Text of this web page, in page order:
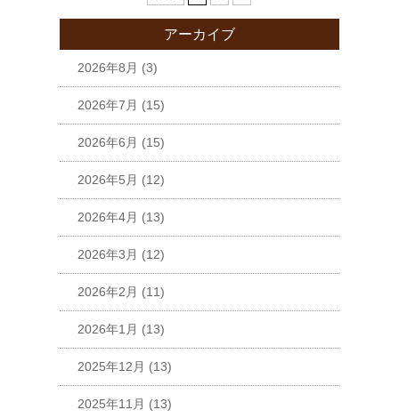
アーカイブ
2026年8月 (3)
2026年7月 (15)
2026年6月 (15)
2026年5月 (12)
2026年4月 (13)
2026年3月 (12)
2026年2月 (11)
2026年1月 (13)
2025年12月 (13)
2025年11月 (13)